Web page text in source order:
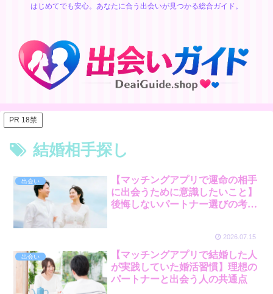
はじめてでも安心。あなたに合う出会いが見つかる総合ガイド。
PR 18禁
結婚相手探し
出会い
【マッチングアプリで運命の相手
に出会うために意識したいこと】
後悔しないパートナー選びの考え
2026.07.15
出会い
【マッチングアプリで結婚した人
が実践していた婚活習慣】理想の
パートナーと出会う人の共通点